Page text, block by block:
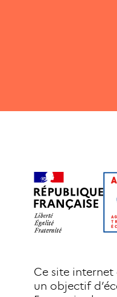
Ce site internet
un objectif